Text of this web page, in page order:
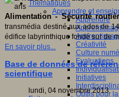
Thématiques
Apprendre et
Apprendre
Créativité
Culture
Evaluations
Initiatives
Outils pour
Alimentation - Sécurité
transmédia destiné aux ados de
édifice labyrinthique fondé sur de
En savoir plus...
Base de données de
scientifique
lundi, 04 novembre 2013